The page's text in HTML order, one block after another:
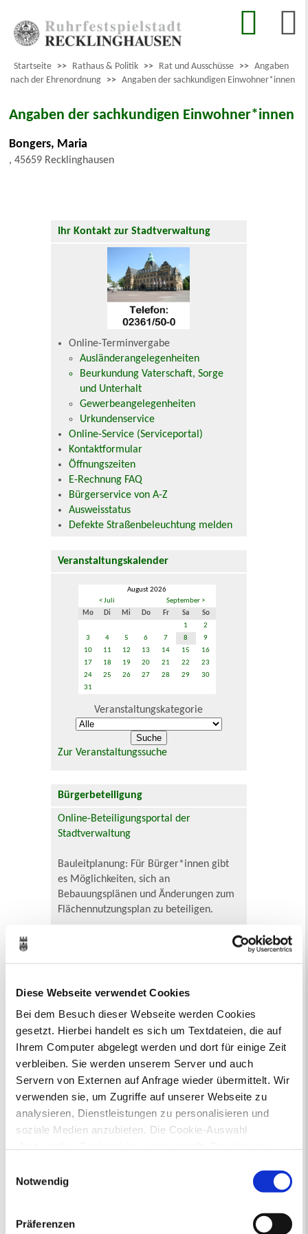
Diese Webseite verwendet Cookies
Bei dem Besuch dieser Webseite werden Cookies
gesetzt. Hierbei handelt es sich um Textdateien, die auf
Ihrem Computer abgelegt werden und dort für einige Zeit
verbleiben. Sie werden unserem Server und auch
Servern von Externen auf Anfrage wieder übermittelt. Wir
verwenden sie, um Zugriffe auf unserer Webseite zu
analysieren, Dienstleistungen zu personalisieren und
soziale Medien anzubieten. Die Cookie-Auswahl
Drittländern (USA) mit unzureichendem
Datenschutzniveau verarbeiten. Es besteht die Gefahr,
dass diese zu Kontroll- und Überwachungszwecken von
anderen missbraucht werden, ohne dass Sie sich mit
Notwendig
Präferenzen
Startseite >> Rathaus & Politik >> Rat und Ausschüsse >> Angaben
nach der Ehrenordnung >> Angaben der sachkundigen Einwohner*innen
Angaben der sachkundigen Einwohner*innen
Bongers, Maria
, 45659 Recklinghausen
Ihr Kontakt zur Stadtverwaltung
Online-Terminvergabe
Ausländerangelegenheiten
Beurkundung Vaterschaft, Sorge
und Unterhalt
Gewerbeangelegenheiten
Urkundenservice
Online-Service (Serviceportal)
Kontaktformular
Öffnungszeiten
E-Rechnung FAQ
Bürgerservice von A-Z
Ausweisstatus
Defekte Straßenbeleuchtung melden
Veranstaltungskalender
August 2026
< Juli
September >
Mo
Di Mi Do Fr Sa
So
1
2
3
4 5 6 7 8
9
10
11 12 13 14 15
16
17
18 19 20 21 22
23
24
25 26 27 28 29
30
31
Veranstaltungskategorie
Zur Veranstaltungssuche
Bürgerbeteiligung
Online-Beteiligungsportal der
Stadtverwaltung
Bauleitplanung: Für Bürger*innen gibt
es Möglichkeiten, sich an
Bebauungsplänen und Änderungen zum
Flächennutzungsplan zu beteiligen.
Flächennutzungsplan-Änderungen finden
Sie hier.
Lebenslagen
Neu in Recklinghausen
Heiraten
Umzug
Behinderung
Arbeitslos
Senioren und Pflege
Finanzielle und soziale Notlagen
A bis Z